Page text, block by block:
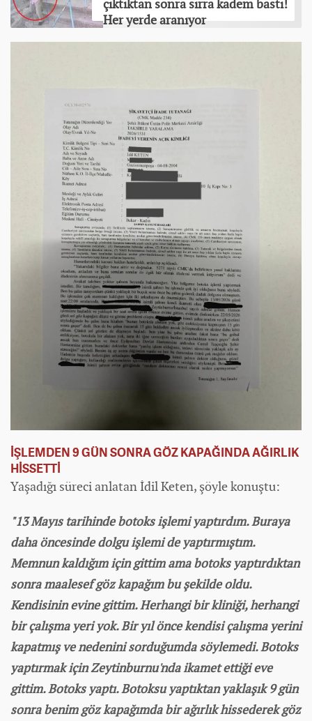
çıktıktan sonra sırra kadem bastı!
Her yerde aranıyor
İŞLEMDEN 9 GÜN SONRA GÖZ KAPAĞINDA AĞIRLIK
HİSSETTİ
Yaşadığı süreci anlatan İdil Keten, şöyle konuştu:
"13 Mayıs tarihinde botoks işlemi yaptırdım. Buraya
daha öncesinde dolgu işlemi de yaptırmıştım.
Memnun kaldığım için gittim ama botoks yaptırdıktan
sonra maalesef göz kapağım bu şekilde oldu.
Kendisinin evine gittim. Herhangi bir kliniği, herhangi
bir çalışma yeri yok. Bir yıl önce kendisi çalışma yerini
kapatmış ve nedenini sorduğumda söylemedi. Botoks
yaptırmak için Zeytinburnu'nda ikamet ettiği eve
gittim. Botoks yaptı. Botoksu yaptıktan yaklaşık 9 gün
sonra benim göz kapağımda bir ağırlık hissederek göz